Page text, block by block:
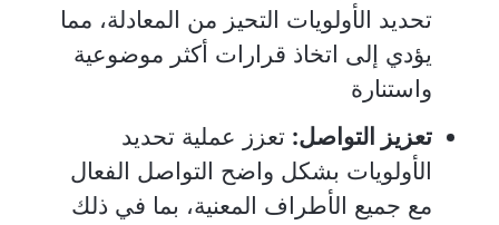
تحديد الأولويات التحيز من المعادلة، مما
يؤدي إلى اتخاذ قرارات أكثر موضوعية
واستنارة
تعزيز التواصل: تعزز عملية تحديد
الأولويات بشكل واضح التواصل الفعال
مع جميع الأطراف المعنية، بما في ذلك